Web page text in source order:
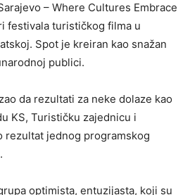
– Where Cultures Embrace
festivala turističkog filma u
Spot je kreiran kao snažan
publici.
da rezultati za neke dolaze kao
KS, Turističku zajednicu i
rezultat jednog programskog
optimista, entuzijasta, koji su